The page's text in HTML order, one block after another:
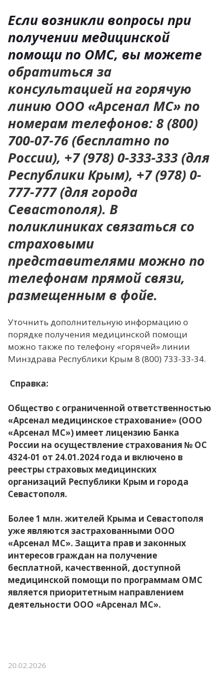
Если возникли вопросы при
получении медицинской
помощи по ОМС, вы можете
обратиться за
консультацией на горячую
линию ООО «Арсенал МС» по
номерам телефонов: 8 (800)
700-07-76 (бесплатно по
России), +7 (978) 0-333-333 (для
Республики Крым), +7 (978) 0-
777-777 (для города
Севастополя). В
поликлиниках связаться со
страховыми
представителями можно по
телефонам прямой связи,
размещенным в фойе.
Уточнить дополнительную информацию о
порядке получения медицинской помощи
можно также по телефону «горячей» линии
Минздрава Республики Крым 8 (800) 733-33-34.
Справка:
Общество с ограниченной ответственностью
«Арсенал медицинское страхование» (ООО
«Арсенал МС») имеет лицензию Банка
России на осуществление страхования № ОС
4324-01 от 24.01.2024 года и включено в
реестры страховых медицинских
организаций Республики Крым и города
Севастополя.
Более 1 млн. жителей Крыма и Севастополя
уже являются застрахованными ООО
«Арсенал МС». Защита прав и законных
интересов граждан на получение
бесплатной, качественной, доступной
медицинской помощи по программам ОМС
является приоритетным направлением
деятельности ООО «Арсенал МС».
20.02.2026